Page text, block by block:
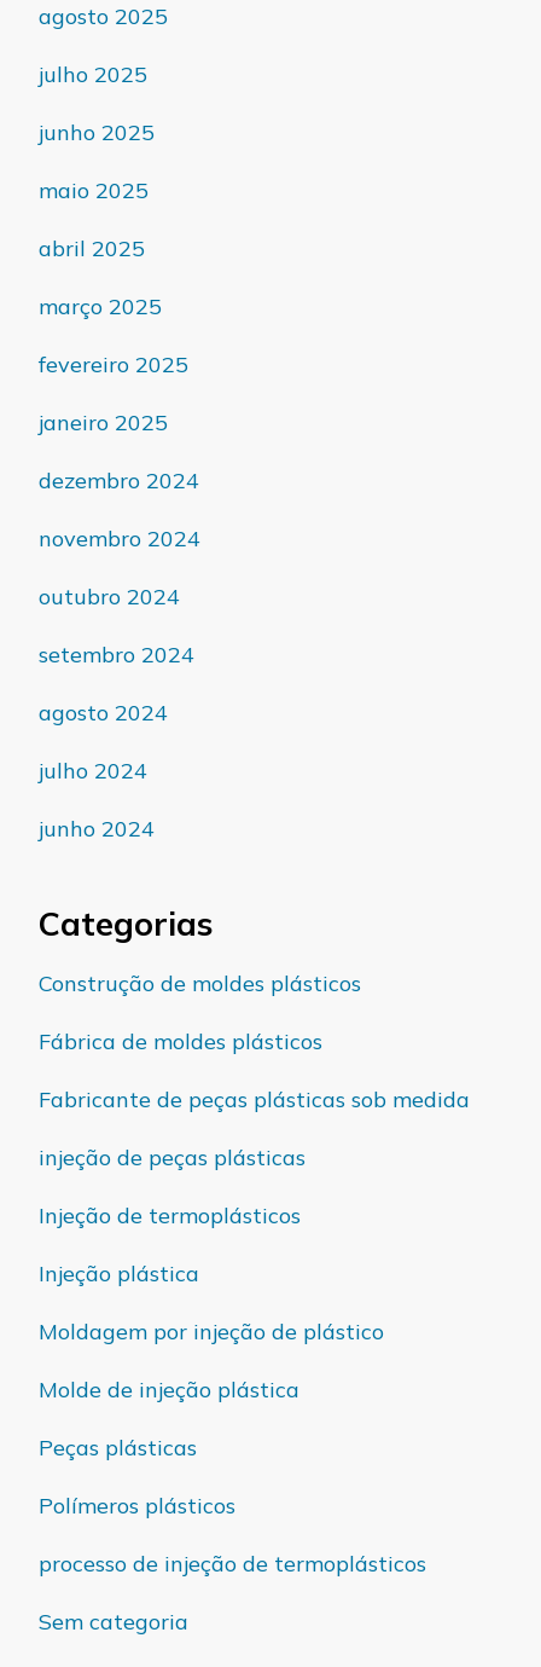
agosto 2025
julho 2025
junho 2025
maio 2025
abril 2025
março 2025
fevereiro 2025
janeiro 2025
dezembro 2024
novembro 2024
outubro 2024
setembro 2024
agosto 2024
julho 2024
junho 2024
Categorias
Construção de moldes plásticos
Fábrica de moldes plásticos
Fabricante de peças plásticas sob medida
injeção de peças plásticas
Injeção de termoplásticos
Injeção plástica
Moldagem por injeção de plástico
Molde de injeção plástica
Peças plásticas
Polímeros plásticos
processo de injeção de termoplásticos
Sem categoria